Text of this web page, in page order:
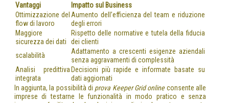
Vantaggi
Impatto sul Business
Ottimizzazione del
flow di lavoro
Aumento dell’efficienza del team e riduzione
degli errori
Maggiore
sicurezza dei dati
Rispetto delle normative e tutela della fiducia
dei clienti
scalabilità
Adattamento a crescenti esigenze aziendali
senza aggravamenti di complessità
Analisi predittiva
integrata
Decisioni più rapide e informate basate su
dati aggiornati
In aggiunta, la possibilità di prova Keeper Grid onlineconsente alle
imprese di testarne le funzionalità in modo pratico e senza